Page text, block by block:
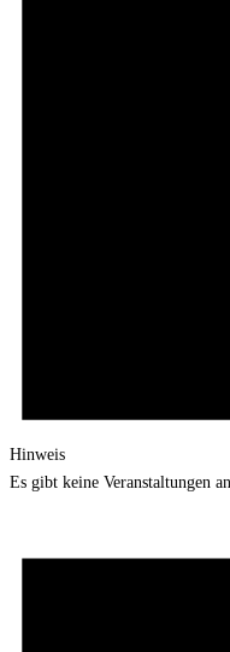
Hinweis
Es gibt keine Veranstaltungen